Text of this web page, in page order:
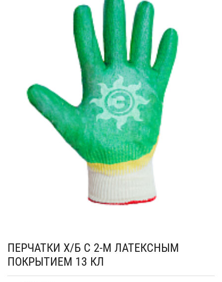
ПЕРЧАТКИ Х/Б С 2-М ЛАТЕКСНЫМ
ПОКРЫТИЕМ 13 КЛ